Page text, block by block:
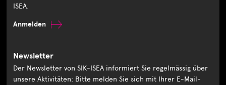
ISEA.
Anmelden
Newsletter
Der Newsletter von SIK-ISEA informiert Sie regelmässig über
unsere Aktivitäten: Bitte melden Sie sich mit Ihrer E-Mail-